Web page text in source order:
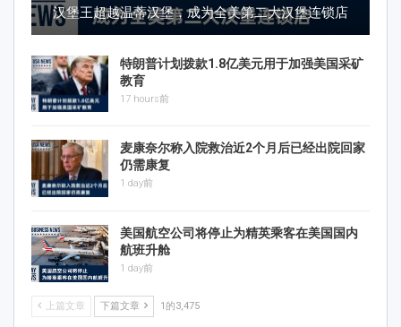
汉堡王超越温蒂汉堡，成为全美第二大汉堡连锁店
特朗普计划拨款1.8亿美元用于加强美国采矿
教育
17 hours前
麦康奈尔称入院救治近2个月后已经出院回家
仍需康复
1 day前
美国航空公司将停止为精英乘客在美国国内
航班升舱
1 day前
上篇文章 下篇文章 1的3,475